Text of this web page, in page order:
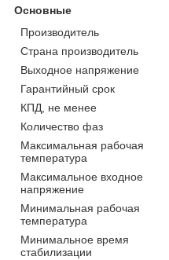
Основные
Производитель
Страна производитель
Выходное напряжение
Гарантийный срок
КПД, не менее
Количество фаз
Максимальная рабочая
температура
Максимальное входное
напряжение
Минимальная рабочая
температура
Минимальное время
стабилизации